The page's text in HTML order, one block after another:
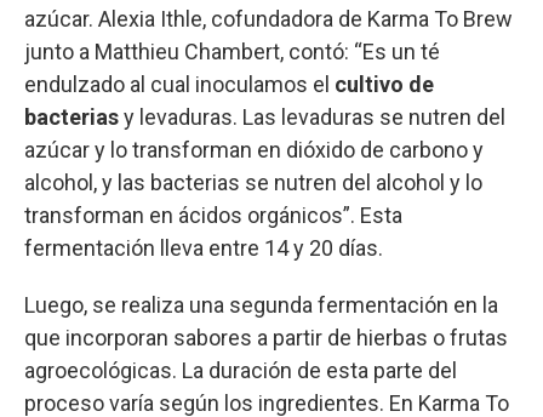
azúcar. Alexia Ithle, cofundadora de Karma To Brew
junto a Matthieu Chambert, contó: “Es un té
endulzado al cual inoculamos el cultivo de
bacteriasy levaduras. Las levaduras se nutren del
azúcar y lo transforman en dióxido de carbono y
alcohol, y las bacterias se nutren del alcohol y lo
transforman en ácidos orgánicos”. Esta
fermentación lleva entre 14 y 20 días.
Luego, se realiza una segunda fermentación en la
que incorporan sabores a partir de hierbas o frutas
agroecológicas. La duración de esta parte del
proceso varía según los ingredientes. En Karma To